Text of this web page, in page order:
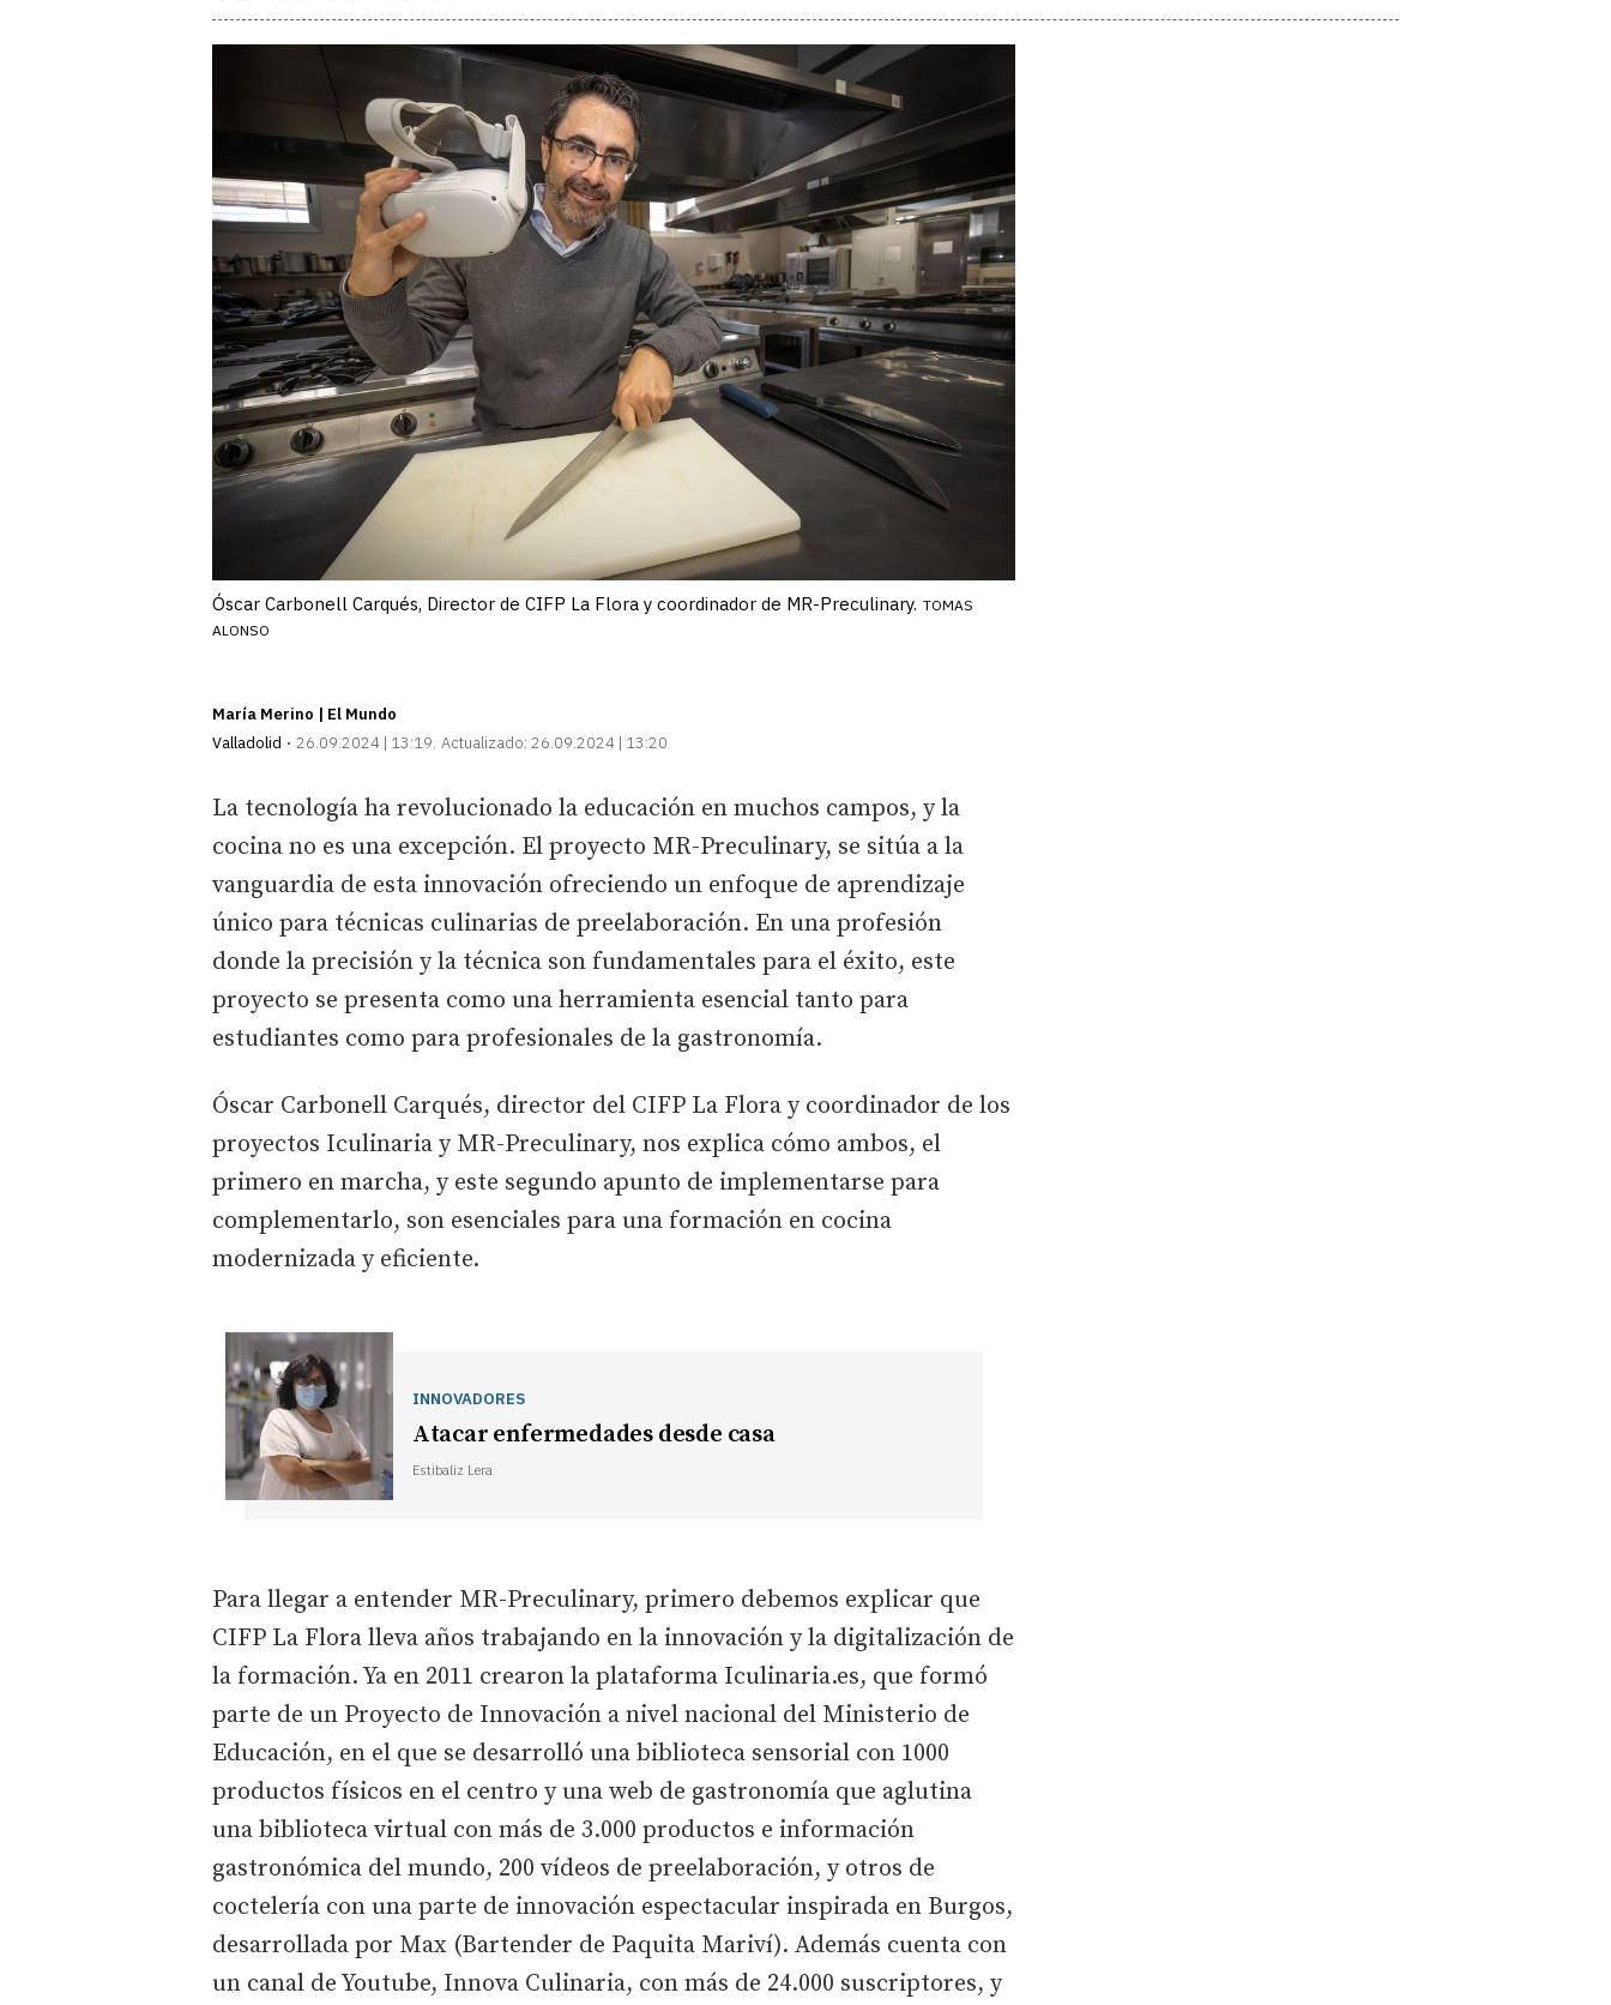
Óscar Carbonell Carqués, Director de CIFP La Flora y coordinador de MR-Preculinary. TOMAS
ALONSO
María Merino | El Mundo
Valladolid
26.09.2024 | 13:19 Actualizado: 26.09.2024 | 13:20
La tecnología ha revolucionado la educación en muchos campos, y la
cocina no es una excepción. El proyecto MR-Preculinary, se sitúa a la
vanguardia de esta innovación ofreciendo un enfoque de aprendizaje
único para técnicas culinarias de preelaboración. En una profesión
donde la precisión y la técnica son fundamentales para el éxito, este
proyecto se presenta como una herramienta esencial tanto para
estudiantes como para profesionales de la gastronomía.
Óscar Carbonell Carqués, director del CIFP La Flora y coordinador de los
proyectos Iculinaria y MR-Preculinary, nos explica cómo ambos, el
primero en marcha, y este segundo apunto de implementarse para
complementarlo, son esenciales para una formación en cocina
modernizada y eficiente.
INNOVADORES
Atacar enfermedades desde casa
Estibaliz Lera
Para llegar a entender MR-Preculinary, primero debemos explicar que
CIFP La Flora lleva años trabajando en la innovación y la digitalización de
la formación. Ya en 2011 crearon la plataforma Iculinaria.es, que formó
parte de un Proyecto de Innovación a nivel nacional del Ministerio de
Educación, en el que se desarrolló una biblioteca sensorial con 1000
productos físicos en el centro y una web de gastronomía que aglutina
una biblioteca virtual con más de 3.000 productos e información
gastronómica del mundo, 200 vídeos de preelaboración, y otros de
coctelería con una parte de innovación espectacular inspirada en Burgos,
desarrollada por Max (Bartender de Paquita Mariví). Además cuenta con
un canal de Youtube, Innova Culinaria, con más de 24.000 suscriptores, y